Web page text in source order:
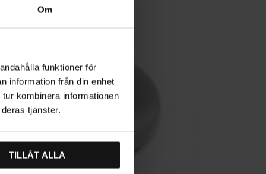
Om
funktioner för
information från din enhet
kombinera informationen
tjänster.
TILLÅT ALLA